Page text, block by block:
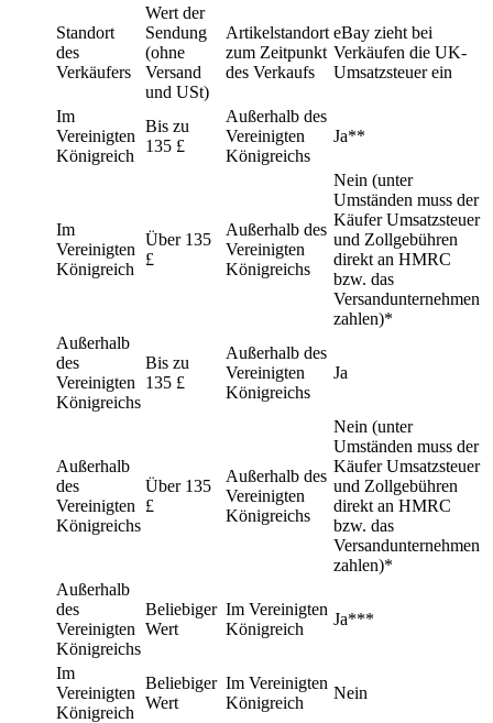
Standort
des
Verkäufers
Wert der
Sendung
(ohne
Versand
und USt)
Artikelstandort
zum Zeitpunkt
des Verkaufs
eBay zieht bei
Verkäufen die UK-
Umsatzsteuer ein
Im
Vereinigten
Königreich
Bis zu
135 £
Außerhalb des
Vereinigten
Königreichs
Ja**
Im
Vereinigten
Königreich
Über 135
£
Außerhalb des
Vereinigten
Königreichs
Nein (unter
Umständen muss der
Käufer Umsatzsteuer
und Zollgebühren
direkt an HMRC
bzw. das
Versandunternehmen
zahlen)*
Außerhalb
des
Vereinigten
Königreichs
Bis zu
135 £
Außerhalb des
Vereinigten
Königreichs
Ja
Außerhalb
des
Vereinigten
Königreichs
Über 135
£
Außerhalb des
Vereinigten
Königreichs
Nein (unter
Umständen muss der
Käufer Umsatzsteuer
und Zollgebühren
direkt an HMRC
bzw. das
Versandunternehmen
zahlen)*
Außerhalb
des
Vereinigten
Königreichs
Beliebiger
Wert
Im Vereinigten
Königreich
Ja***
Im
Vereinigten
Königreich
Beliebiger
Wert
Im Vereinigten
Königreich
Nein